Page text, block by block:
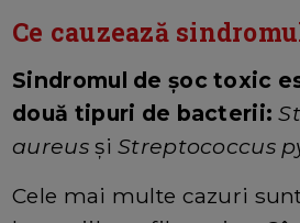
Ce cauzează
Sindromul de șoc toxic
două tipuri de bacterii:
aureusșiStreptococcus
Cele mai multe cazuri